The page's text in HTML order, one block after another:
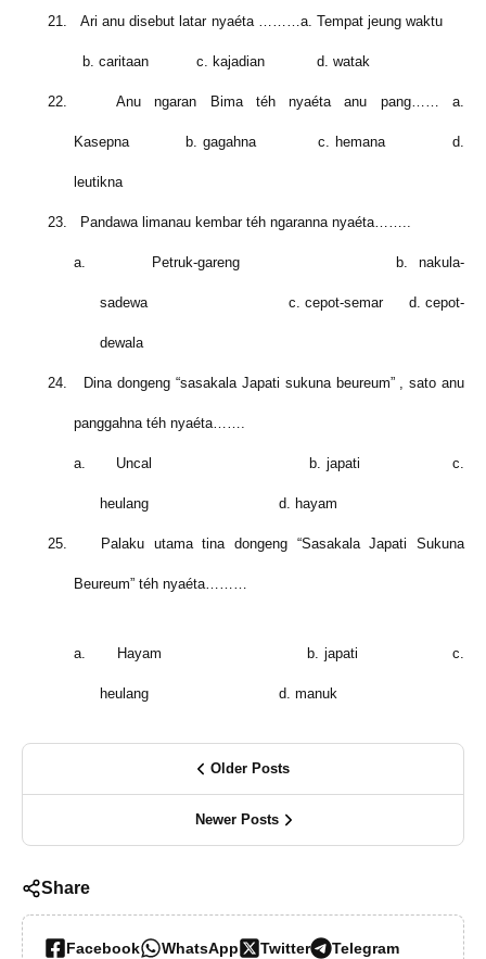
21. Ari anu disebut latar nyaéta ………a. Tempat jeung waktu
b. caritaan c. kajadian d. watak
22. Anu ngaran Bima téh nyaéta anu pang…… a.
Kasepna b. gagahna c. hemana d.
leutikna
23. Pandawa limanau kembar téh ngaranna nyaéta……..
a. Petruk-gareng b. nakula-
sadewa c. cepot-semar d. cepot-
dewala
24. Dina dongeng “sasakala Japati sukuna beureum” , sato anu
panggahna téh nyaéta…….
a. Uncal b. japati c.
heulang d. hayam
25. Palaku utama tina dongeng “Sasakala Japati Sukuna
Beureum” téh nyaéta………
a. Hayam b. japati c.
heulang d. manuk
Older Posts
Newer Posts
Share
Facebook WhatsApp Twitter
Telegram